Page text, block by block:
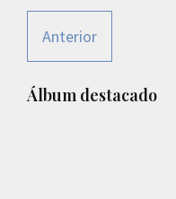
Anterior
Barra
Álbum destacado